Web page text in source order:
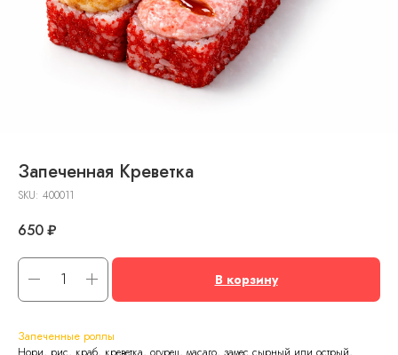
Запеченная Креветка
SKU: 400011
650₽
В корзину
Запеченные роллы